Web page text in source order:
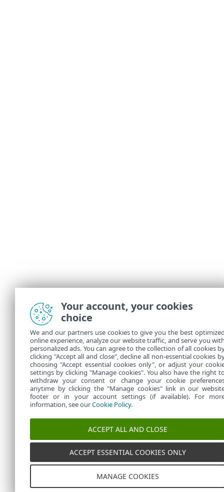
Your account, your cookies
choice
We and our partners use cookies to give you the best
online experience, analyze our website traffic, and serve you
personalized ads. You can agree to the collection of all cookies
clicking "Accept all and close", decline all non-essential cookies
choosing "Accept essential cookies only", or adjust your
settings by clicking "Manage cookies". You also have the right
withdraw your consent or change your cookie
anytime by clicking the "Manage cookies" link in our
footer or in your account settings (if available). For
information, see ourCookie Policy.
ACCEPT ALL AND CLOSE
ACCEPT ESSENTIAL COOKIES ONLY
MANAGE COOKIES